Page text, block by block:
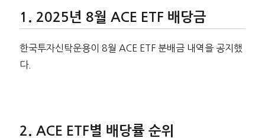
2025년 8월 ACE ETF 배당금
한국투자신탁운용이 8월 ACE ETF 분배금 내역을 공지했
다.
ACE ETF별 배당률 순위